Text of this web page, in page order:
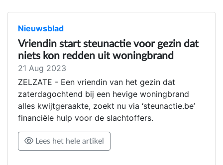
Nieuwsblad
Vriendin start steunactie voor gezin dat
niets kon redden uit woningbrand
21 Aug 2023
ZELZATE - Een vriendin van het gezin dat
zaterdagochtend bij een hevige woningbrand
alles kwijtgeraakte, zoekt nu via ‘steunactie.be’
financiële hulp voor de slachtoffers.
Lees het hele artikel